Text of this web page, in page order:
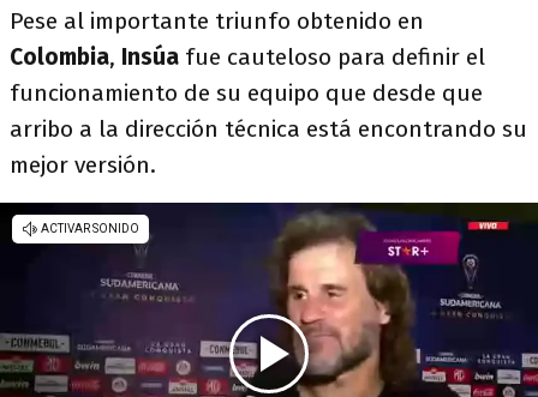
Pese al importante triunfo obtenido en
Colombia, Insúa fue cauteloso para definir el
funcionamiento de su equipo que desde que
arribo a la dirección técnica está encontrando su
mejor versión.